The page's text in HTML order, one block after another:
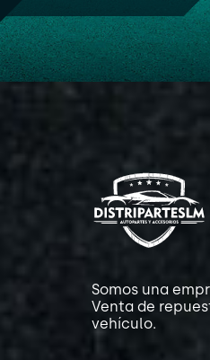
Somos una
Venta de
vehículo.